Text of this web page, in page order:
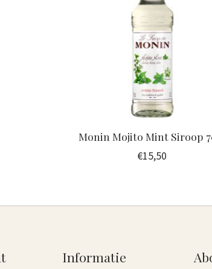
Monin Mojito Mint Siroop
€15,50
Informatie